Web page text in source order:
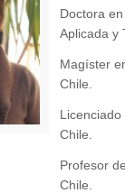
Doctora
Aplicada y
Magíster
Chile.
Chile.
Profesor
Chile.